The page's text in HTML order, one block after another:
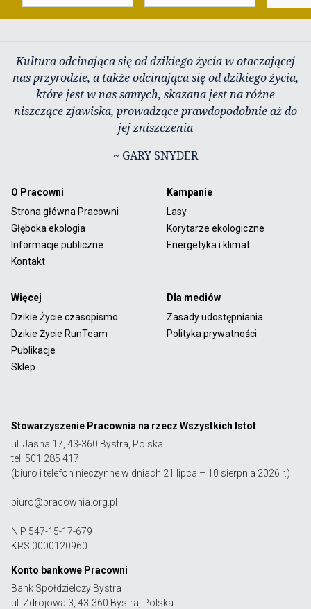
Kultura odcinająca się od dzikiego życia w otaczającej
nas przyrodzie, a także odcinająca się od dzikiego życia,
które jest w nas samych, skazana jest na różne
niszczące zjawiska, prowadzące prawdopodobnie aż do
jej zniszczenia
~ GARY SNYDER
O Pracowni
Strona główna Pracowni
Głęboka ekologia
Informacje publiczne
Kontakt
Kampanie
Lasy
Korytarze ekologiczne
Energetyka i klimat
Więcej
Dzikie Życie czasopismo
Dzikie Życie RunTeam
Publikacje
Sklep
Dla mediów
Zasady udostępniania
Polityka prywatności
Stowarzyszenie Pracownia na rzecz Wszystkich Istot
ul. Jasna 17, 43-360 Bystra, Polska
tel. 501 285 417
(biuro i telefon nieczynne w dniach 21 lipca – 10 sierpnia 2026 r.)
biuro@pracownia.org.pl
NIP 547-15-17-679
KRS 0000120960
Konto bankowe Pracowni
Bank Spółdzielczy Bystra
ul. Zdrojowa 3, 43-360 Bystra, Polska